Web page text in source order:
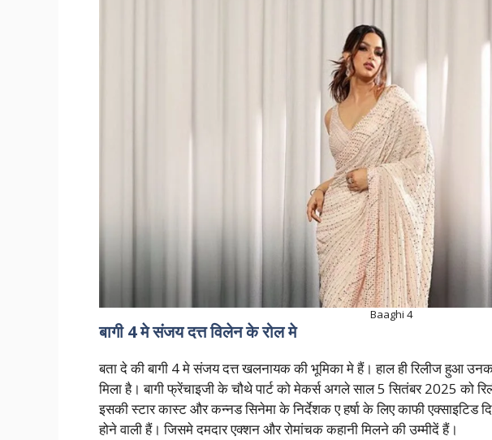
Baaghi 4
बागी 4 मे संजय दत्त विलेन के रोल मे
बता दे की बागी 4 मे संजय दत्त खलनायक की भूमिका मे हैं। हाल ही रिलीज हुआ
मिला है। बागी फ्रेंचाइजी के चौथे पार्ट को मेकर्स अगले साल 5 सितंबर 2025 को
इसकी स्टार कास्ट और कन्नड सिनेमा के निर्देशक ए हर्षा के लिए काफी एक्साइटिड
होने वाली हैं। जिसमे दमदार एक्शन और रोमांचक कहानी मिलने की उम्मीदें हैं।